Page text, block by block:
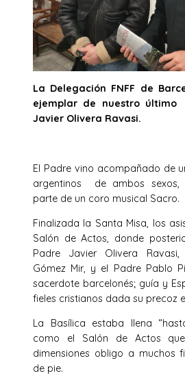
La Delegación FNFF de
ejemplar de nuestro
Javier Olivera Ravasi.
El Padre vino acompañado de
argentinos de ambos sexos,
parte de un coro musical Sacro.
Finalizada la Santa Misa, los
Salón de Actos, donde
Padre Javier Olivera
Gómez Mir, y el Padre Pablo
sacerdote barcelonés; guía y
fieles cristianos dada su precoz
La Basílica estaba llena
como el Salón de Actos
dimensiones obligo a muchos
de pie.